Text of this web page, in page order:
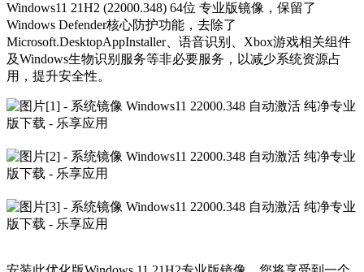
Windows11 21H2 (22000.348) 64位 专业版镜像，保留了
Windows Defender核心防护功能，去除了
Microsoft.DesktopAppInstaller、语音识别、Xbox游戏相关组件
及Windows生物识别服务等非必要服务，以减少系统资源占
用，提升安全性。